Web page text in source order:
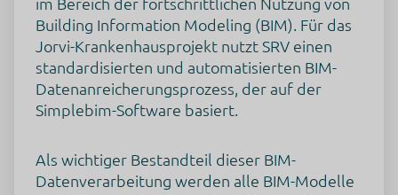
Building Information Modeling (BIM). Für das
Jorvi-Krankenhausprojekt nutzt SRV einen
standardisierten und automatisierten BIM-
Datenanreicherungsprozess, der auf der
Simplebim-Software basiert.
Als wichtiger Bestandteil dieser BIM-
Datenverarbeitung werden alle BIM-Modelle